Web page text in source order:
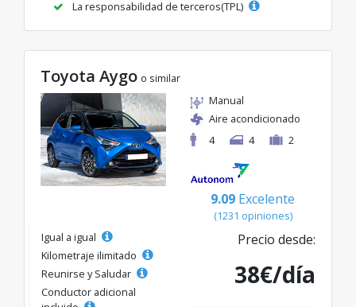
La responsabilidad de terceros(TPL)
Toyota Aygo o similar
Manual
Aire acondicionado
4
4 2
9.09 Excelente
(1231 opiniones)
Igual a igual
Kilometraje ilimitado
Reunirse y Saludar
Conductor adicional
Precio desde:
38€/día